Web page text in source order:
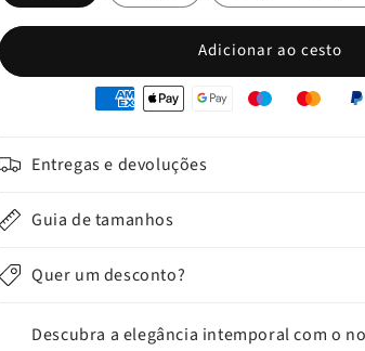
Adicionar ao cesto
Entregas e devoluções
Guia de tamanhos
Quer um desconto?
Descubra a elegância intemporal com o